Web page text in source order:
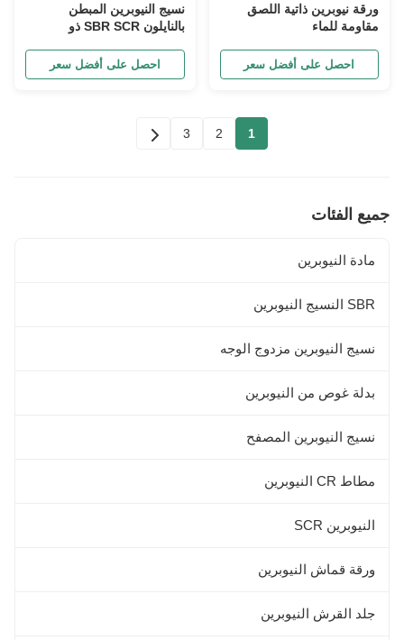
ورقة نيوبرين ذاتية اللصق
مقاومة للماء
احصل على أفضل سعر
نسيج النيوبرين المبطن
بالنايلون SBR SCR ذو
احصل على أفضل سعر
1
2
3
جميع الفئات
مادة النيوبرين
SBR النسيج النيوبرين
نسيج النيوبرين مزدوج الوجه
بدلة غوص من النيوبرين
نسيج النيوبرين المصفح
مطاط CR النيوبرين
النيوبرين SCR
ورقة قماش النيوبرين
جلد القرش النيوبرين